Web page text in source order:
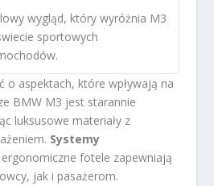
wygląd, który wyróżnia M3
sportowych
o aspektach, które wpływają na
BMW M3 jest starannie
luksusowe materiały z
Systemy
fotele zapewniają
jak i pasażerom.